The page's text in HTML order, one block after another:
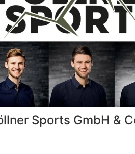
Sports GmbH &